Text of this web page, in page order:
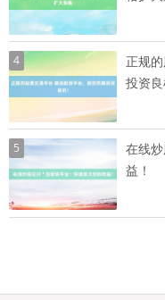
4
正规
投资良
5
在线
益！